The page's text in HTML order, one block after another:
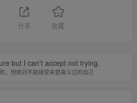
分享 收藏
but I can’t accept not trying.
，但绝对不能接受未曾奋斗过的自己